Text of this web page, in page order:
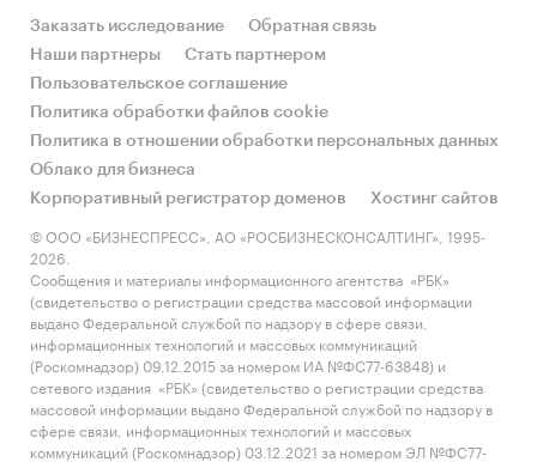
Заказать исследование
Обратная связь
Наши партнеры
Стать партнером
Пользовательское соглашение
Политика обработки файлов cookie
Политика в отношении обработки персональных данных
Облако для бизнеса
Корпоративный регистратор доменов
Хостинг сайтов
© ООО «БИЗНЕСПРЕСС», АО «РОСБИЗНЕСКОНСАЛТИНГ», 1995-
2026.
Сообщения и материалы информационного агентства «РБК»
(свидетельство о регистрации средства массовой информации
выдано Федеральной службой по надзору в сфере связи,
информационных технологий и массовых коммуникаций
(Роскомнадзор) 09.12.2015 за номером ИА №ФС77-63848) и
сетевого издания «РБК» (свидетельство о регистрации средства
массовой информации выдано Федеральной службой по надзору в
сфере связи, информационных технологий и массовых
коммуникаций (Роскомнадзор) 03.12.2021 за номером ЭЛ №ФС77-